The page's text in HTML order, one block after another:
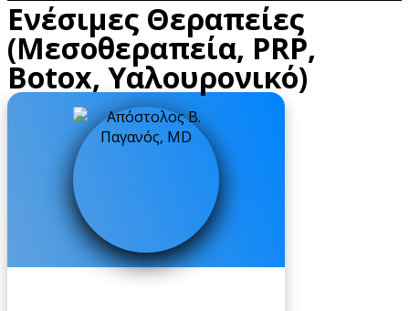
Ενέσιμες Θεραπείες
(Μεσοθεραπεία, PRP,
Botox, Υαλουρονικό)